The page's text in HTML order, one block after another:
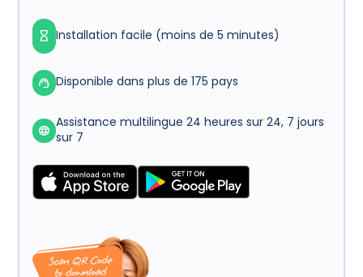
Installation facile (moins de 5 minutes)
Disponible dans plus de 175 pays
Assistance multilingue 24 heures sur 24, 7 jours
sur 7